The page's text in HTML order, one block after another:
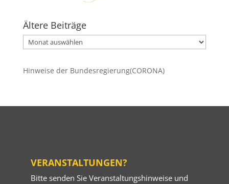
Ältere Beiträge
Ältere
Beiträge
Hinweise der Bundesregierung(CORONA)
VERANSTALTUNGEN?
Bitte senden Sie Veranstaltungshinweise und